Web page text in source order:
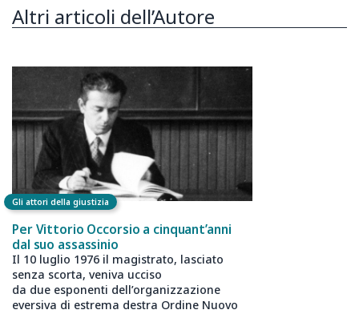
Altri articoli dell’Autore
Gli attori della giustizia
Per Vittorio Occorsio a cinquant’anni
dal suo assassinio
Il 10 luglio 1976 il magistrato, lasciato
senza scorta, veniva ucciso
da due esponenti dell’organizzazione
eversiva di estrema destra Ordine Nuovo